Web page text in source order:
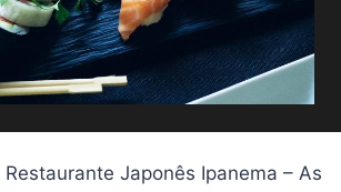
Restaurante Japonês Ipanema – As